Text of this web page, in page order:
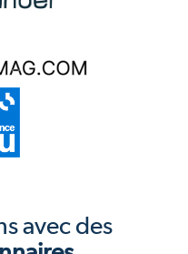
avec des